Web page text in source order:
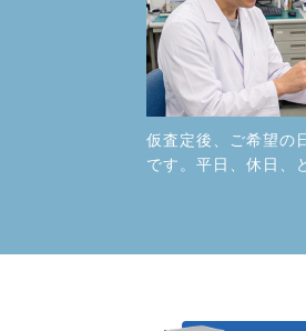
仮査定後、ご希望の
です。平日、休日、